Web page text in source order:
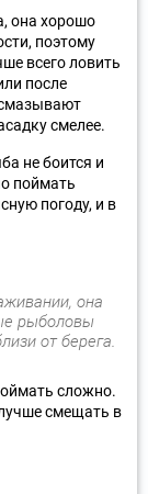
она хорошо
поэтому
всего ловить
после
смелее.
не боится и
поймать
погоду, и в
она
рыболовы
от берега.
сложно.
смещать в